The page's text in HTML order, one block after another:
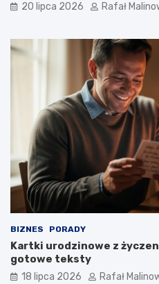
20 lipca 2026 Rafał
BIZNES PORADY
Kartki urodzinowe z
gotowe teksty
18 lipca 2026 Rafał